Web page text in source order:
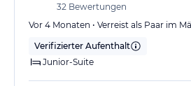
32 Bewertungen
Vor 4 Monaten • Verreist als Paar im
Verifizierter Aufenthalt
Junior-Suite